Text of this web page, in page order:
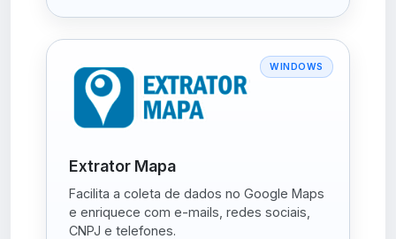
WINDOWS
Extrator Mapa
Facilita a coleta de dados no Google Maps
e enriquece com e-mails, redes sociais,
CNPJ e telefones.